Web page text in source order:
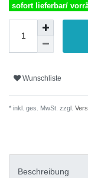
sofort lieferbar/
Wunschliste
* inkl. ges. MwSt. zzgl.
Beschreibung